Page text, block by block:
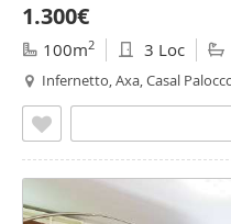
1.300€
100m2 3 Loc
Infernetto, Axa, Casal